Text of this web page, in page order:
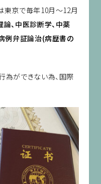
東京で毎年10月～12月
、中医診断学、中薬
例弁証論治(病歴書の
為ができない為、国際